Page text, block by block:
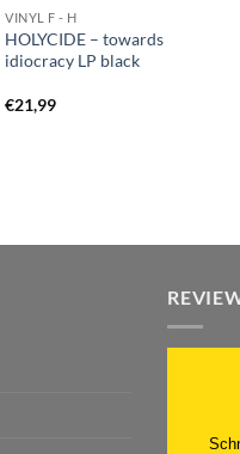
VINYL F - H
HOLYCIDE – towards
idiocracy LP black
€21,99